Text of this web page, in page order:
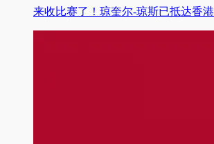
来收比赛了！琼奎尔-琼斯已抵达香港